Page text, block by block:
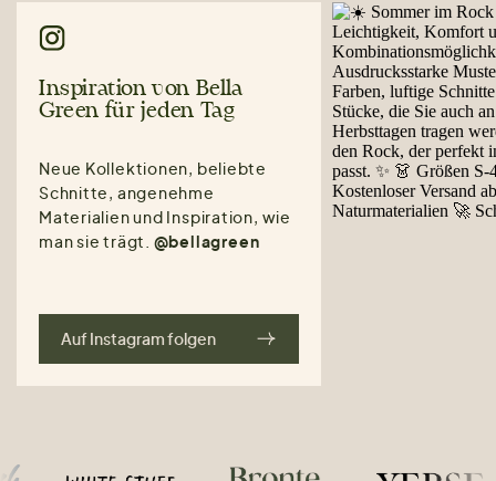
Inspiration von Bella
Green für jeden Tag
Neue Kollektionen, beliebte
Schnitte, angenehme
Materialien und Inspiration, wie
man sie trägt. @bellagreen
Auf Instagram folgen